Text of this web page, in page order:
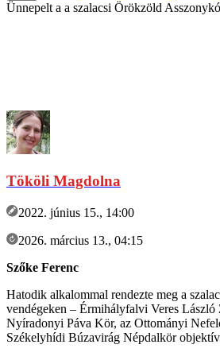
Ünnepelt a a szalacsi Örökzöld
Tököli Magdolna
2022. június 15., 14:00
2026. március 13., 04:15
Szőke Ferenc
Hatodik alkalommal rendezte meg a
vendégeken – Érmihályfalvi Veres
Nyíradonyi Páva Kör, az Ottományi
Székelyhídi Búzavirág Népdalkör